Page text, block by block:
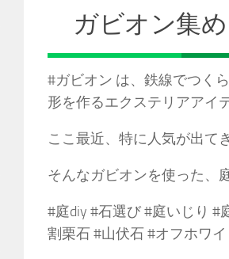
ガビオン集め
#ガビオン は、鉄線でつく
形を作るエクステリアアイ
ここ最近、特に人気が出て
そんなガビオンを使った、
#庭diy #石選び #庭いじり #
割栗石 #山伏石 #オフホワ